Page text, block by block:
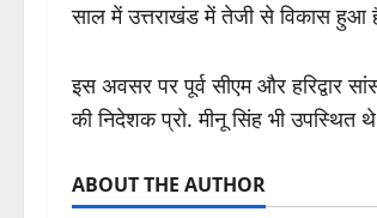
साल में उत्तराखंड में तेजी से विकास हुआ
इस अवसर पर पूर्व सीएम और हरिद्वार
की निदेशक प्रो. मीनू सिंह भी उपस्थित
ABOUT THE AUTHOR